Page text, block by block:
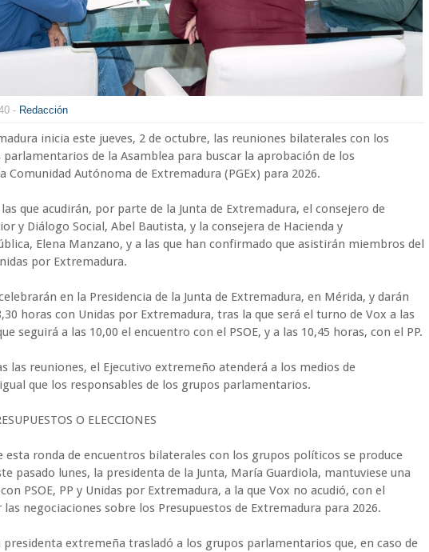
- Redacción
inicia este jueves, 2 de octubre, las reuniones bilaterales con los
de la Asamblea para buscar la aprobación de los
Comunidad Autónoma de Extremadura (PGEx) para 2026.
que acudirán, por parte de la Junta de Extremadura, el consejero de
y Diálogo Social, Abel Bautista, y la consejera de Hacienda y
Elena Manzano, y a las que han confirmado que asistirán miembros del
por Extremadura.
en la Presidencia de la Junta de Extremadura, en Mérida, y darán
horas con Unidas por Extremadura, tras la que será el turno de Vox a las
seguirá a las 10,00 el encuentro con el PSOE, y a las 10,45 horas, con el PP.
las reuniones, el Ejecutivo extremeño atenderá a los medios de
que los responsables de los grupos parlamentarios.
O ELECCIONES
esta ronda de encuentros bilaterales con los grupos políticos se produce
pasado lunes, la presidenta de la Junta, María Guardiola, mantuviese una
PSOE, PP y Unidas por Extremadura, a la que Vox no acudió, con el
negociaciones sobre los Presupuestos de Extremadura para 2026.
presidenta extremeña trasladó a los grupos parlamentarios que, en caso de